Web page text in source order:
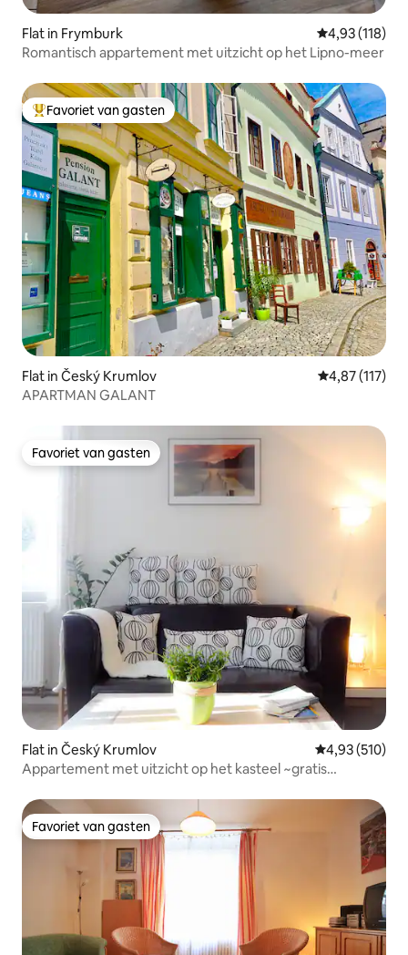
Flat in Frymburk Gemiddelde
4,93 (118)
Romantisch appartement met uitzicht op het Lipno-meer
Topfavoriet van gasten
Favoriet van gasten
Flat in Český Krumlov Gemiddelde
4,87 (117)
APARTMAN GALANT
Favoriet van gasten
Favoriet van gasten
Flat in Český Krumlov Gemiddelde
4,93 (510)
Appartement met uitzicht op het kasteel ~gratis
Favoriet van gasten
Favoriet van gasten